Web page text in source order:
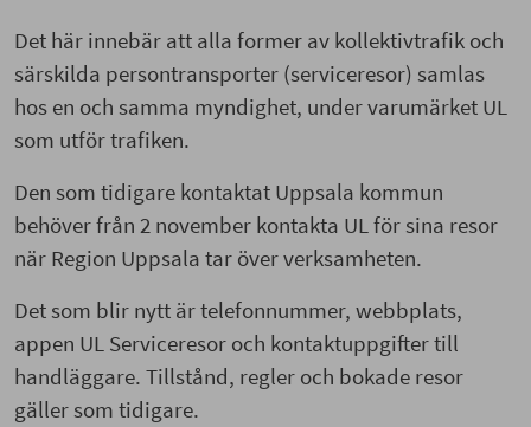
Det här innebär att alla former av kollektivtrafik och
särskilda persontransporter (serviceresor) samlas
hos en och samma myndighet, under varumärket UL
som utför trafiken.
Den som tidigare kontaktat Uppsala kommun
behöver från 2 november kontakta UL för sina resor
när Region Uppsala tar över verksamheten.
Det som blir nytt är telefonnummer, webbplats,
appen UL Serviceresor och kontaktuppgifter till
handläggare. Tillstånd, regler och bokade resor
gäller som tidigare.